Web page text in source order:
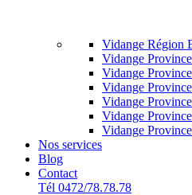
Vidange Région
Vidange
Vidange
Vidange
Vidange
Vidange
Vidange
Nos services
Blog
Contact
Tél 0472/78.78.78